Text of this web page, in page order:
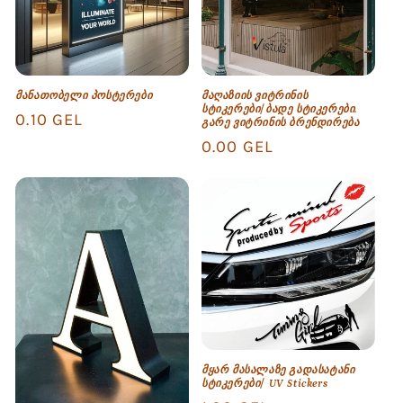
მანათობელი პოსტერები
Regular
0.10 GEL
მაღაზიის ვიტრინის
სტიკერები/ბადე სტიკერები.
გარე ვიტრინის ბრენდირება
Regular
0.00 GEL
მყარ მასალაზე გადასატანი
სტიკერები/ UV Stickers